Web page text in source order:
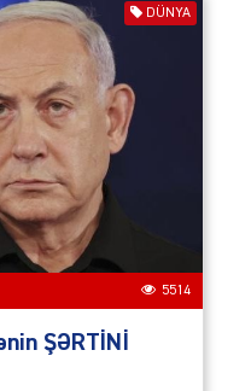
DÜNYA
5514
ŞƏRTİNİ